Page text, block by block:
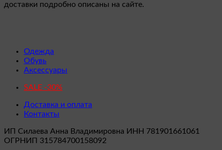
доставки подробно описаны на сайте.
Одежда
Обувь
Аксессуары
SALE -30%
Доставка и оплата
Контакты
ИП Силаева Анна Владимировна ИНН 781901661061
ОГРНИП 315784700158092